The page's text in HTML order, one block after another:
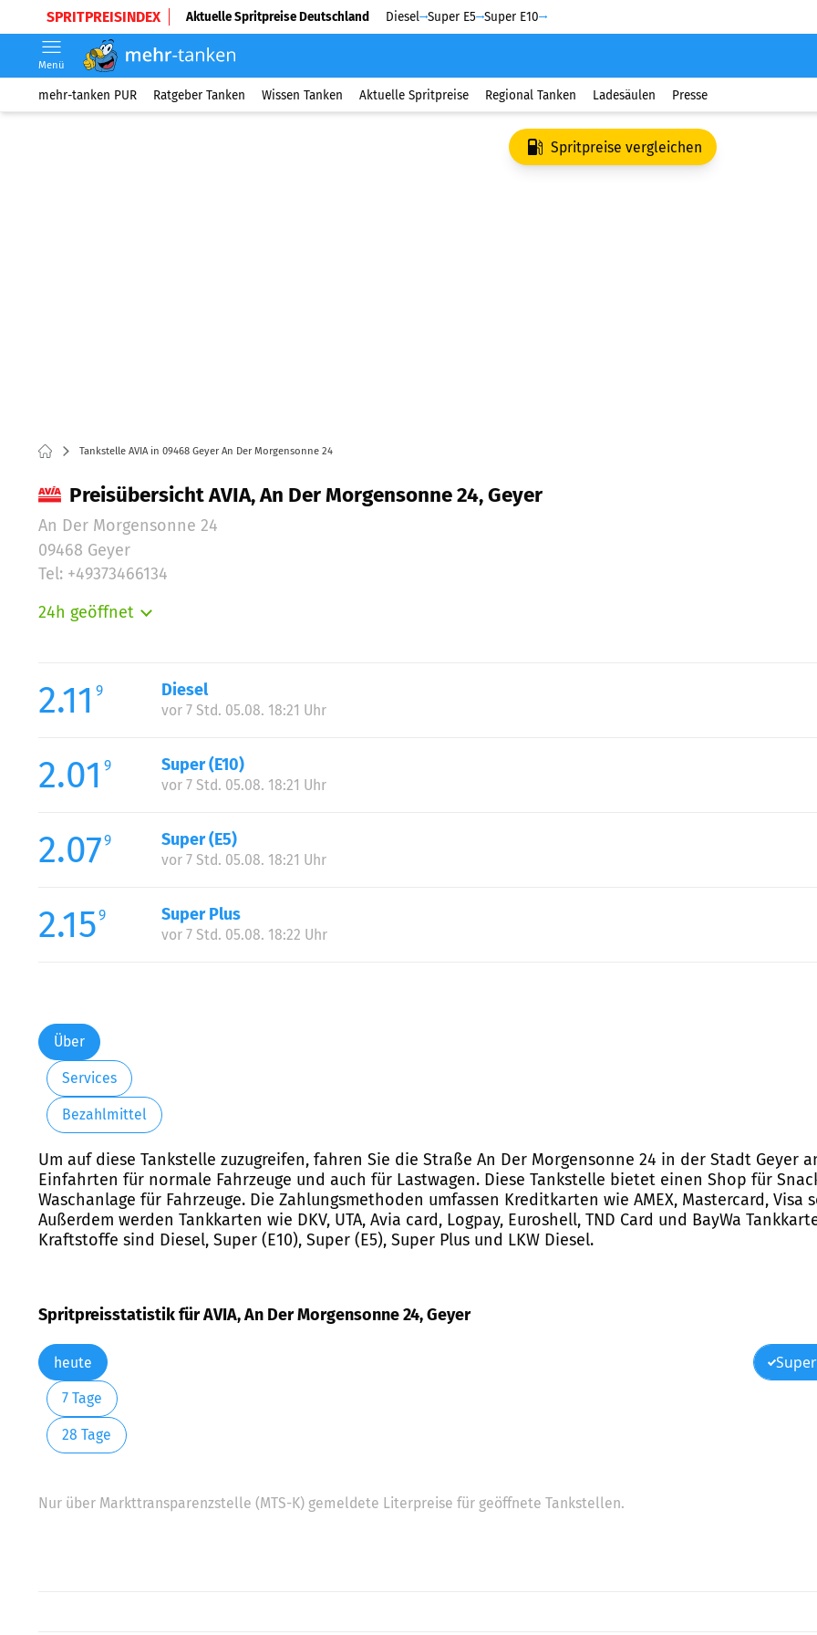
SPRITPREISINDEX Aktuelle Spritpreise Deutschland Diesel Super E5 Super E10
Menü
mehr-tanken PUR Ratgeber Tanken Wissen Tanken Aktuelle Spritpreise Regional Tanken Ladesäulen Presse
Spritpreise vergleichen
Tankstelle AVIA in 09468 Geyer An Der Morgensonne 24
Preisübersicht AVIA, An Der Morgensonne 24, Geyer
An Der Morgensonne 24
09468 Geyer
Tel: +49373466134
24h geöffnet
Mittwoch:
Donnerstag:
Samstag:
Sonntag:
2.11 9 Diesel
vor 7 Std. 05.08. 18:21 Uhr
2.01 9 Super (E10)
vor 7 Std. 05.08. 18:21 Uhr
2.079 Super (E5)
vor 7 Std. 05.08. 18:21 Uhr
2.159 Super Plus
vor 7 Std. 05.08. 18:22 Uhr
Über
Services
Bezahlmittel
Um auf diese Tankstelle zuzugreifen, fahren Sie die Straße An Der Morgensonne 24 in der Stadt Geyer
Einfahrten für normale Fahrzeuge und auch für Lastwagen. Diese Tankstelle bietet einen Shop für
Waschanlage für Fahrzeuge. Die Zahlungsmethoden umfassen Kreditkarten wie AMEX, Mastercard, Visa
Außerdem werden Tankkarten wie DKV, UTA, Avia card, Logpay, Euroshell, TND Card und BayWa
Kraftstoffe sind Diesel, Super (E10), Super (E5), Super Plus und LKW Diesel.
Spritpreisstatistik für AVIA, An Der Morgensonne 24, Geyer
heute
7 Tage
28 Tage
Nur über Markttransparenzstelle (MTS-K) gemeldete Literpreise für geöffnete Tankstellen.